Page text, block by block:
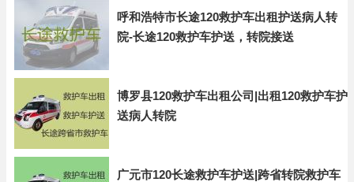
呼和浩特市长途120救护车出租护送病人转
院-长途120救护车护送，转院接送
博罗县120救护车出租公司|出租120救护车护
送病人转院
广元市120长途救护车护送|跨省转院救护车